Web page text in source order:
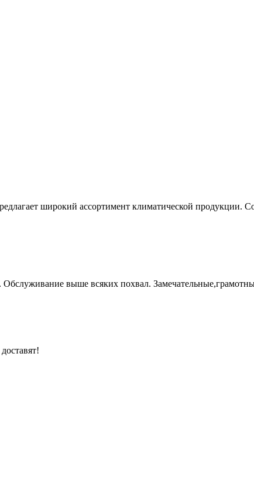
широкий ассортимент климатической
выше всяких похвал.